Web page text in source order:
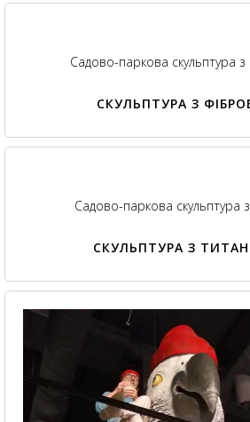
Садово-паркова скульптура
СКУЛЬПТУРА З
Садово-паркова скульптура
СКУЛЬПТУРА З